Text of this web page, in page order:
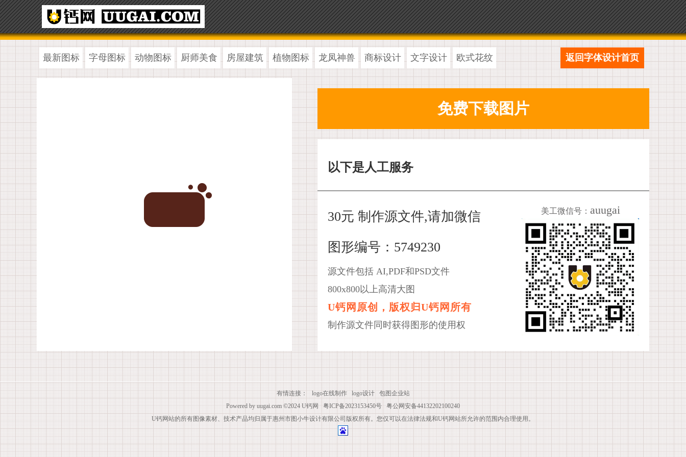
最新图标 字母图标 动物图标 厨师美食 房屋建筑 植物图标 龙凤神兽 商标设计 文字设计 欧式花纹 返回字体设计首页
以下是人工服务
30元 制作源文件,请加微信
图形编号：5749230
源文件包括 AI,PDF和PSD文件
800x800以上高清大图
U钙网原创，版权归U钙网所有
制作源文件同时获得图形的使用权
美工微信号： auugai
有情连接： logo在线制作 logo设计
包图企业站
Powered by uugai.com ©2024 U钙网 粤ICP备2023153450号
粤公网安备44132202100240
U钙网站的所有图像素材、技术产品均归属于惠州市图小牛设计有限公司版权所有。您仅可以在法律法规和U钙网站所允许的范围内合理使用。